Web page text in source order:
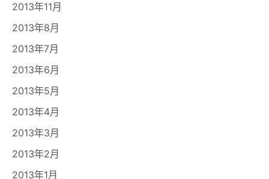
2013年11月
2013年8月
2013年7月
2013年6月
2013年5月
2013年4月
2013年3月
2013年2月
2013年1月